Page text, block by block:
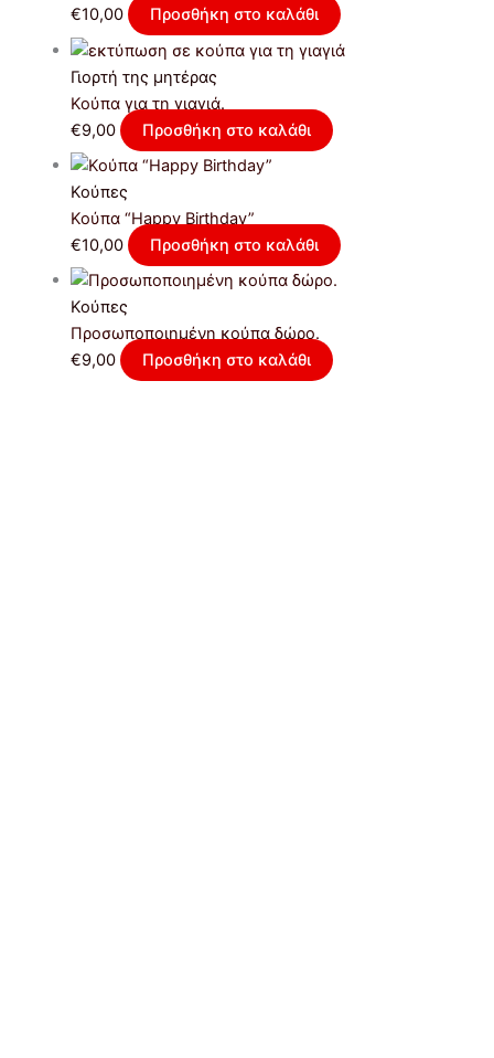
€10,00 Προσθήκη στο καλάθι
Γιορτή της μητέρας
Κούπα για τη γιαγιά.
€9,00 Προσθήκη στο καλάθι
Κούπες
Κούπα “Happy Birthday”
€10,00 Προσθήκη στο καλάθι
Κούπες
Προσωποποιημένη κούπα δώρο.
€9,00 Προσθήκη στο καλάθι